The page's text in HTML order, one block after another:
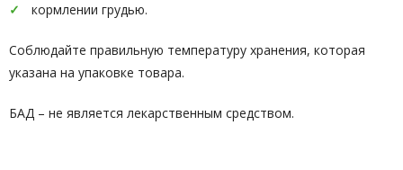
кормлении грудью.
Соблюдайте правильную температуру хранения, которая
указана на упаковке товара.
БАД – не является лекарственным средством.